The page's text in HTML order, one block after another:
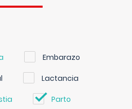
Embarazo
Lactancia
Parto